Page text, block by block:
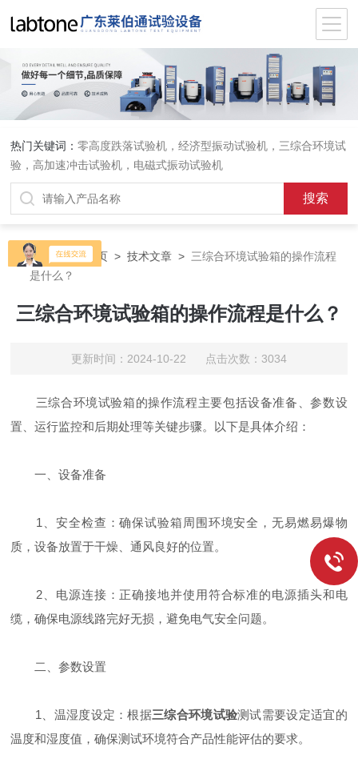
热门关键词：零高度跌落试验机 ，经济型振动试验机 ， 三综合环境试
验 ， 高加速冲击试验机 ， 电磁式振动试验机
当前位置：首页 >技术文章 > 三综合环境试验箱的操作流程
是什么？
三综合环境试验箱的操作流程是什么？
更新时间：2024-10-22 点击次数：3034
三综合环境试验箱的操作流程主要包括设备准备、参数设
置、运行监控和后期处理等关键步骤。以下是具体介绍：
一、设备准备
1、安全检查：确保试验箱周围环境安全，无易燃易爆物
质，设备放置于干燥、通风良好的位置。
2、电源连接：正确接地并使用符合标准的电源插头和电
缆，确保电源线路完好无损，避免电气安全问题。
二、参数设置
1、温湿度设定：根据三综合环境试验测试需要设定适宜的
温度和湿度值，确保测试环境符合产品性能评估的要求。